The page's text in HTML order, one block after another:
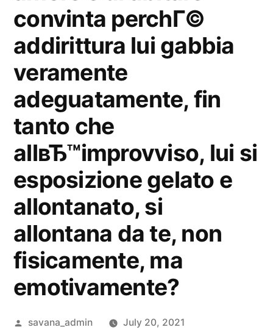
convinta perchГ©
addirittura lui gabbia
veramente
adeguatamente, fin
tanto che
allвЂ™improvviso, lui si
esposizione gelato e
allontanato, si
allontana da te, non
fisicamente, ma
emotivamente?
savana_admin
July 20, 2021